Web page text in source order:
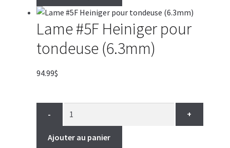
Lame #5F Heiniger pour
tondeuse (6.3mm)
94.99$
- +
Ajouter au panier